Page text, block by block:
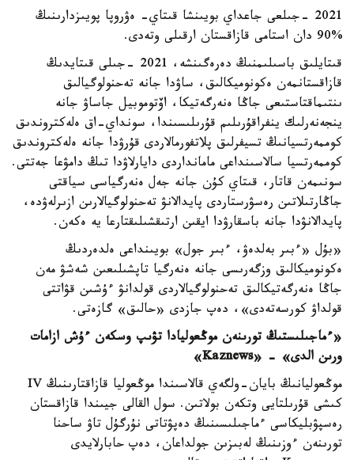
2021 -جىلعى جاعداي بويىنشا قىتاي- ەۋروپا پويىزدارىنىڭ
%90 دان استامى قازاقستان ارقىلى وتەدى.
قىتايلىق باسىلىمنىڭ دەرەگىنشە، 2021 -جىلى قىتايدىڭ
قازاقستانمەن ەكونوميكالىق، ساۋدا جانە تەحنولوگيالىق
ىنتىماقتاستىعى جاڭا ەنەرگەتيكا، اۆتوموبيل جاساۋ جانە
ينجەنەرلىك ينفراقۇرىلىم قۇرىلىسىندا، سونداي-اق ەلەكتروندىق
كوممەرتسيانىڭ تسيفرلىق پلاتفورمالاردى قۇرۋدا جانە ەلەكتروندىق
كوممەرتسيا سالاسىنداعى مامانداردى دايارلاۋدا تىڭ دامۋعا جەتتى.
سونىمەن قاتار، قىتاي كۇن جانە جەل ەنەرگياسى سياقتى
جاڭارتىلاتىن رەسۋرستاردى پايدالانۋ تەحنولوگيالارىن ازىرلەۋدە،
پايدالانۋدا جانە باسقارۋدا ايقىن ارتىقشىلىقتارعا يە ەكەن.
«بۇل «ءبىر بەلدەۋ، ءبىر جول» بويىنداعى ەلدەردىڭ
ەكونوميكالىق وزگەرىسى جانە ەنەرگيا تاپشىلىعىن شەشۋ مەن
جاڭا ەنەرگەتيكالىق تەحنولوگيالاردى قولدانۋ ءۇشىن قۋاتتى
قولداۋ كورسەتەدى»، دەپ جازدى «حالىق» گازەتى.
«ءماجىلىستىڭ تورىنەن موڭعوليادا تۋىپ وسكەن ءۇش ازامات
ورىن الدى» - «Kaznews»
موڭعوليانىڭ بايان-ولگەي قالاسىندا موڭعوليا قازاقتارىنىڭ IV
كىشى قۇرىلتايى وتكەن بولاتىن. سول القالى جيىندا قازاقستان
رەسپۋبليكاسى ءماجىلىسىنىڭ دەپۋتاتى نۇرگۇل تاۋ ساحنا
تورىنەن ءوزىنىڭ لەبىزىن جولداعان، دەپ حابارلايدى